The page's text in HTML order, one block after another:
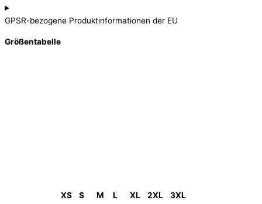
GPSR-bezogene Produktinformationen der EU
Größentabelle
XS S M L XL 2XL 3XL